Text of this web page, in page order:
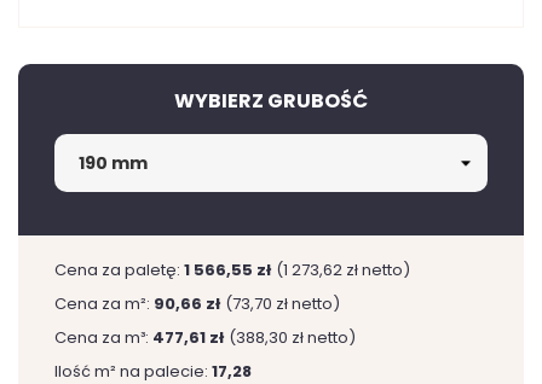
WYBIERZ GRUBOŚĆ
Cena za paletę: 1 566,55 zł (1 273,62 zł netto)
Cena za m²: 90,66 zł (73,70 zł netto)
Cena za m³: 477,61 zł (388,30 zł netto)
Ilość m² na palecie: 17,28